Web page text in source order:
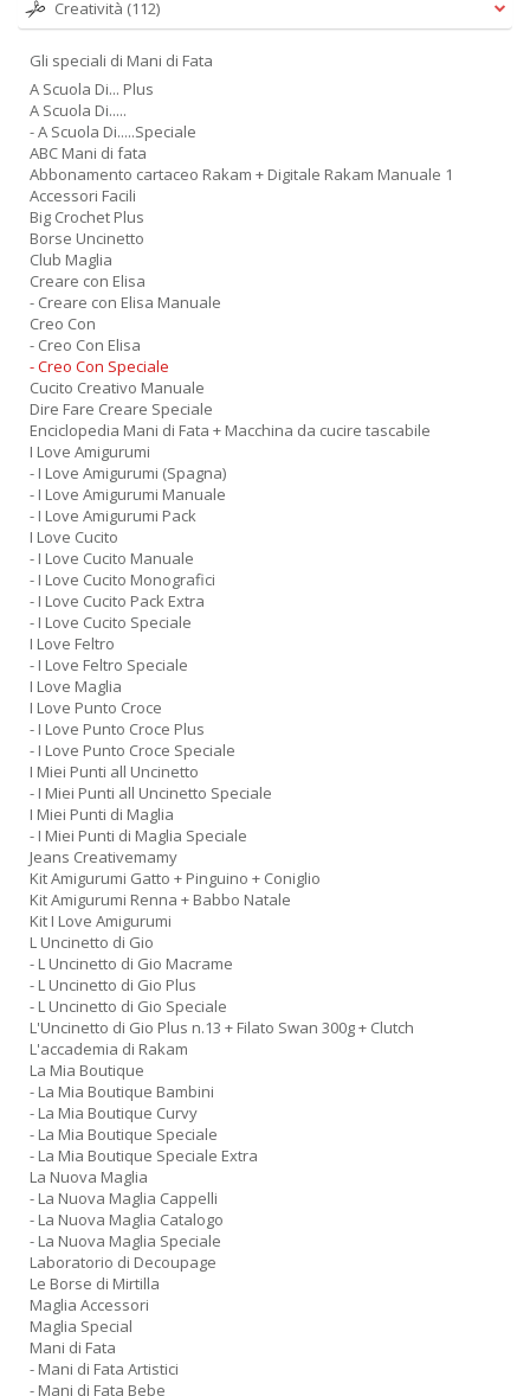
Creatività (112)
Gli speciali di Mani di Fata
A Scuola Di... Plus
A Scuola Di.....
- A Scuola Di.....Speciale
ABC Mani di fata
Abbonamento cartaceo Rakam + Digitale Rakam Manuale 1
Accessori Facili
Big Crochet Plus
Borse Uncinetto
Club Maglia
Creare con Elisa
- Creare con Elisa Manuale
Creo Con
- Creo Con Elisa
- Creo Con Speciale
Cucito Creativo Manuale
Dire Fare Creare Speciale
Enciclopedia Mani di Fata + Macchina da cucire tascabile
I Love Amigurumi
- I Love Amigurumi (Spagna)
- I Love Amigurumi Manuale
- I Love Amigurumi Pack
I Love Cucito
- I Love Cucito Manuale
- I Love Cucito Monografici
- I Love Cucito Pack Extra
- I Love Cucito Speciale
I Love Feltro
- I Love Feltro Speciale
I Love Maglia
I Love Punto Croce
- I Love Punto Croce Plus
- I Love Punto Croce Speciale
I Miei Punti all Uncinetto
- I Miei Punti all Uncinetto Speciale
I Miei Punti di Maglia
- I Miei Punti di Maglia Speciale
Jeans Creativemamy
Kit Amigurumi Gatto + Pinguino + Coniglio
Kit Amigurumi Renna + Babbo Natale
Kit I Love Amigurumi
L Uncinetto di Gio
- L Uncinetto di Gio Macrame
- L Uncinetto di Gio Plus
- L Uncinetto di Gio Speciale
L'Uncinetto di Gio Plus n.13 + Filato Swan 300g + Clutch
L'accademia di Rakam
La Mia Boutique
- La Mia Boutique Bambini
- La Mia Boutique Curvy
- La Mia Boutique Speciale
- La Mia Boutique Speciale Extra
La Nuova Maglia
- La Nuova Maglia Cappelli
- La Nuova Maglia Catalogo
- La Nuova Maglia Speciale
Laboratorio di Decoupage
Le Borse di Mirtilla
Maglia Accessori
Maglia Special
Mani di Fata
- Mani di Fata Artistici
- Mani di Fata Bebe